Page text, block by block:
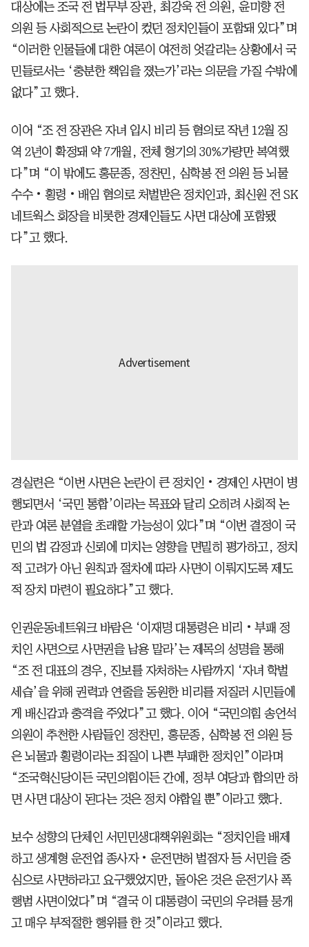
대상에는 조국 전 법무부 장관, 최강욱 전 의원, 윤미향 전
의원 등 사회적으로 논란이 컸던 정치인들이 포함돼 있다”며
“이러한 인물들에 대한 여론이 여전히 엇갈리는 상황에서 국
민들로서는 ‘충분한 책임을 졌는가’라는 의문을 가질 수밖에
없다”고 했다.
이어 “조 전 장관은 자녀 입시 비리 등 혐의로 작년 12월 징
역 2년이 확정돼 약 7개월, 전체 형기의 30%가량만 복역했
다”며 “이 밖에도 홍문종, 정찬민, 심학봉 전 의원 등 뇌물
수수‧횡령‧배임 혐의로 처벌받은 정치인과, 최신원 전 SK
네트웍스 회장을 비롯한 경제인들도 사면 대상에 포함됐
다”고 했다.
경실련은 “이번 사면은 논란이 큰 정치인‧경제인 사면이 병
행되면서 ‘국민 통합’이라는 목표와 달리 오히려 사회적 논
란과 여론 분열을 초래할 가능성이 있다”며 “이번 결정이 국
민의 법 감정과 신뢰에 미치는 영향을 면밀히 평가하고, 정치
적 고려가 아닌 원칙과 절차에 따라 사면이 이뤄지도록 제도
적 장치 마련이 필요하다”고 했다.
인권운동네트워크 바람은 ‘이재명 대통령은 비리‧부패 정
치인 사면으로 사면권을 남용 말라’는 제목의 성명을 통해
“조 전 대표의 경우, 진보를 자처하는 사람까지 ‘자녀 학벌
세습’을 위해 권력과 연줄을 동원한 비리를 저질러 시민들에
게 배신감과 충격을 주었다”고 했다. 이어 “국민의힘 송언석
의원이 추천한 사람들인 정찬민, 홍문종, 심학봉 전 의원 등
은 뇌물과 횡령이라는 죄질이 나쁜 부패한 정치인”이라며
“조국혁신당이든 국민의힘이든 간에, 정부 여당과 합의만 하
면 사면 대상이 된다는 것은 정치 야합일 뿐”이라고 했다.
보수 성향의 단체인 서민민생대책위원회는 “정치인을 배제
하고 생계형 운전업 종사자‧운전면허 벌점자 등 서민을 중
심으로 사면하라고 요구했었지만, 돌아온 것은 운전기사 폭
행범 사면이었다”며 “결국 이 대통령이 국민의 우려를 뭉개
고 매우 부적절한 행위를 한 것”이라고 했다.